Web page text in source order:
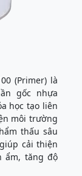
(Primer) là
gốc nhựa
học tạo liên
môi trường
thấu sâu
cải thiện
ẩm, tăng độ